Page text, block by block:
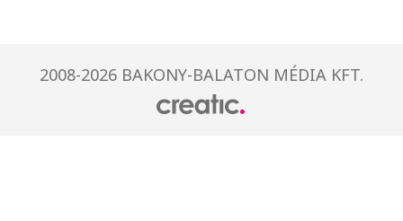
2008-2026 BAKONY-BALATON MÉDIA KFT.